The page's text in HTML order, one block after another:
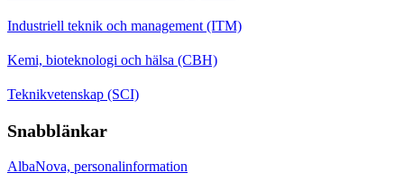
Industriell teknik och management (ITM)
Kemi, bioteknologi och hälsa (CBH)
Teknikvetenskap (SCI)
Snabblänkar
AlbaNova, personalinformation